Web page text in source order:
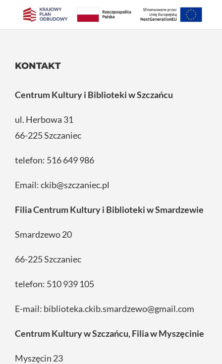
KONTAKT
Centrum Kultury i Biblioteki w Szczańcu
ul. Herbowa 31
66-225 Szczaniec
telefon: 516 649 986
Email:ckib@szczaniec.pl
Filia Centrum Kultury i Biblioteki w Smardzewie
Smardzewo 20
66-225 Szczaniec
telefon: 510 939 105
E-mail: biblioteka.ckib.smardzewo@gmail.com
Centrum Kultury w Szczańcu, Filia w Myszęcinie
Myszęcin 23